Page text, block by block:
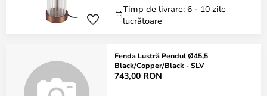
Timp de livrare: 6 - 10 zile
lucrătoare
Fenda Lustră Pendul Ø45,5
Black/Copper/Black - SLV
743,00 RON